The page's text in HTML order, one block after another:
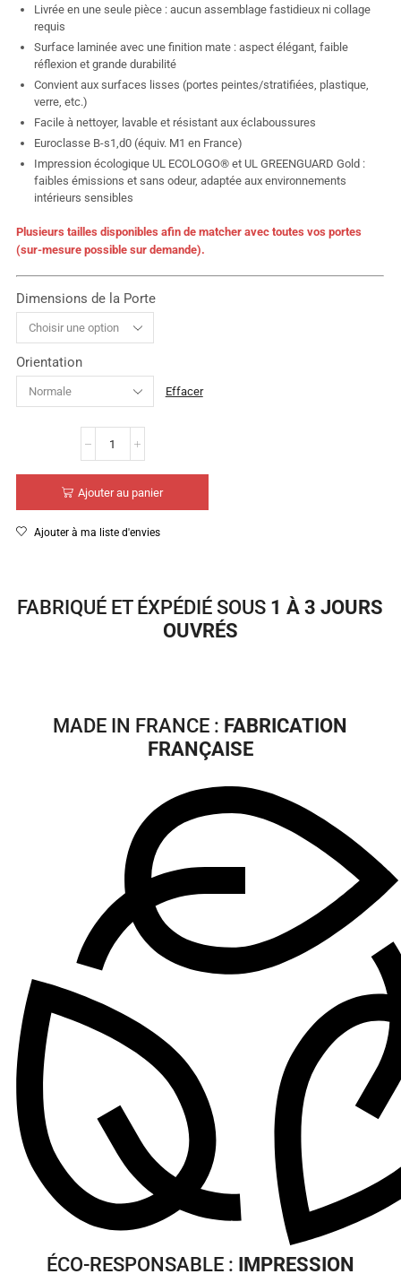
Livrée en une seule pièce : aucun assemblage fastidieux ni collage
requis
Surface laminée avec une finition mate : aspect élégant, faible
réflexion et grande durabilité
Convient aux surfaces lisses (portes peintes/stratifiées, plastique,
verre, etc.)
Facile à nettoyer, lavable et résistant aux éclaboussures
Euroclasse B-s1,d0 (équiv. M1 en France)
Impression écologique UL ECOLOGO® et UL GREENGUARD Gold :
faibles émissions et sans odeur, adaptée aux environnements
intérieurs sensibles
Plusieurs tailles disponibles afin de matcher avec toutes vos portes
(sur-mesure possible sur demande).
Dimensions de la Porte
Orientation
Effacer
Ajouter au panier
Ajouter à ma liste d'envies
FABRIQUÉ ET ÉXPÉDIÉ SOUS 1 À 3 JOURS
OUVRÉS
MADE IN FRANCE : FABRICATION
FRANÇAISE
ÉCO-RESPONSABLE : IMPRESSION